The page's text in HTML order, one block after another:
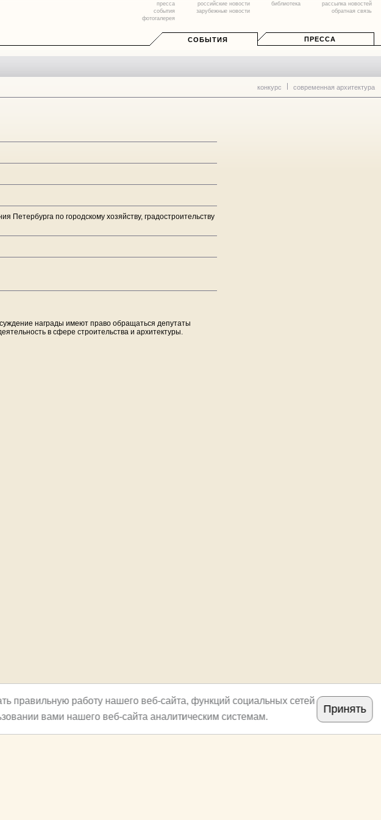
пресса
события
фотогалерея
российские новости
зарубежные новости
библиотека
рассылка новостей
обратная связь
СОБЫТИЯ ПРЕССА
конкурс современная архитектура
Петербурга по городскому хозяйству, градостроительству
награды имеют право обращаться депутаты
в сфере строительства и архитектуры.
правильную работу нашего веб-сайта, функций социальных сетей
вами нашего веб-сайта аналитическим системам.
Принять